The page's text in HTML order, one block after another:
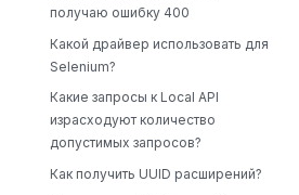
получаю ошибку 400
Какой драйвер использовать для
Selenium?
Какие запросы к Local API
израсходуют количество
допустимых запросов?
Как получить UUID расширений?